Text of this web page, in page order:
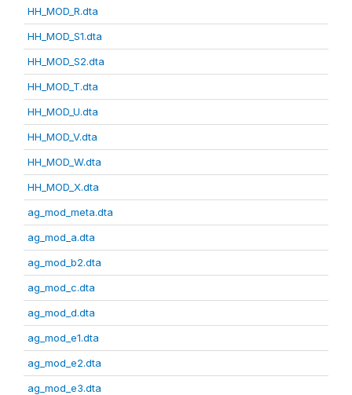
HH_MOD_R.dta
HH_MOD_S1.dta
HH_MOD_S2.dta
HH_MOD_T.dta
HH_MOD_U.dta
HH_MOD_V.dta
HH_MOD_W.dta
HH_MOD_X.dta
ag_mod_meta.dta
ag_mod_a.dta
ag_mod_b2.dta
ag_mod_c.dta
ag_mod_d.dta
ag_mod_e1.dta
ag_mod_e2.dta
ag_mod_e3.dta